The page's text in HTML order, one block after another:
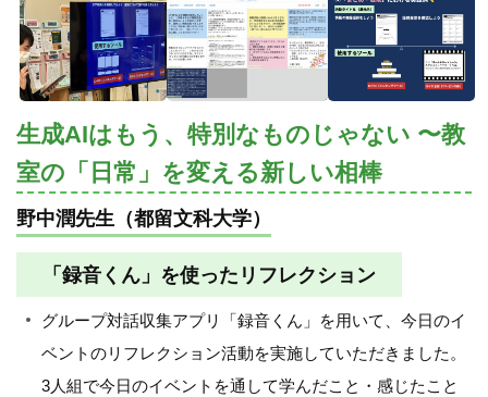
生成AIはもう、特別なものじゃない 〜教
室の「日常」を変える新しい相棒
野中潤先生（都留文科大学）
「録音くん」を使ったリフレクション
グループ対話収集アプリ「録音くん」を用いて、今日のイ
ベントのリフレクション活動を実施していただきました。
3人組で今日のイベントを通して学んだこと・感じたこと